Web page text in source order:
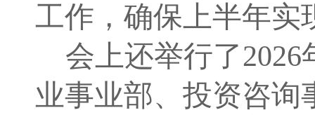
工作，确保上半年实
会上还举行了
业事业部、投资咨询